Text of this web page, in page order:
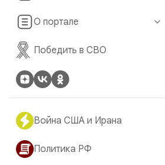
О портале
Победить в СВО
Война США и Ирана
Политика РФ